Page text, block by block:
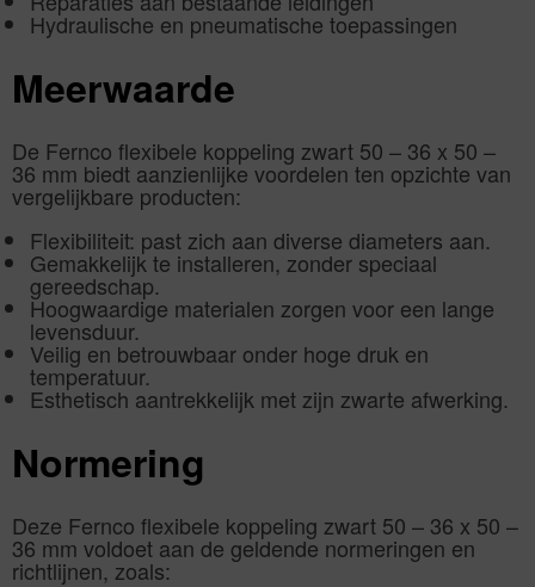
Hydraulische en pneumatische toepassingen
Meerwaarde
De Fernco flexibele koppeling zwart 50 – 36 x 50 –
36 mm biedt aanzienlijke voordelen ten opzichte van
vergelijkbare producten:
Flexibiliteit: past zich aan diverse diameters aan.
Gemakkelijk te installeren, zonder speciaal
gereedschap.
Hoogwaardige materialen zorgen voor een lange
levensduur.
Veilig en betrouwbaar onder hoge druk en
temperatuur.
Esthetisch aantrekkelijk met zijn zwarte afwerking.
Normering
Deze Fernco flexibele koppeling zwart 50 – 36 x 50 –
36 mm voldoet aan de geldende normeringen en
richtlijnen, zoals: